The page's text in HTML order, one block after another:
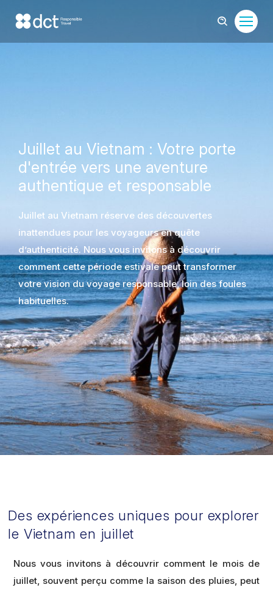
Juillet au Vietnam : Votre porte
d'entrée vers une aventure
authentique et responsable
Juillet au Vietnam réserve des découvertes
inattendues pour les voyageurs en quête
d’authenticité. Nous vous invitons à découvrir
comment cette période estivale peut transformer
votre vision du voyage responsable, loin des foules
habituelles.
Des expériences uniques pour explorer
le Vietnam en juillet
Nous vous invitons à découvrir comment le mois de
juillet, souvent perçu comme la saison des pluies, peut